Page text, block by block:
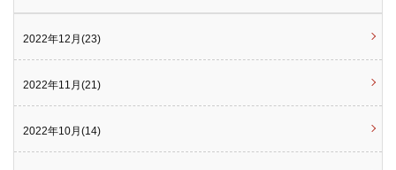
2022年12月(23)
2022年11月(21)
2022年10月(14)